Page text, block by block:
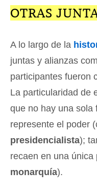
OTRAS
A lo largo de la
juntas y alianzas
participantes fueron
La particularidad de
que no hay una sola
represente el poder
presidencialista);
recaen en una
monarquía).